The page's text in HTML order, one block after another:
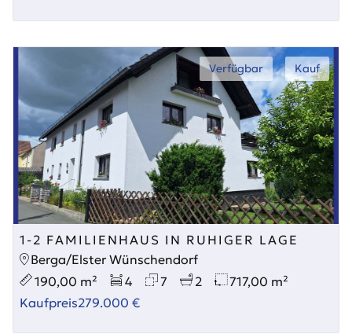
Verfügbar Kauf
1-2 FAMILIENHAUS IN RUHIGER LAGE
Berga/Elster Wünschendorf
190,00 m²
4 7 2
717,00 m²
Kaufpreis279.000 €